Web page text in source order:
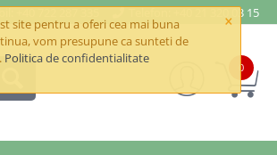
×
site pentru a oferi cea mai buna
vom presupune ca sunteti de
Politica de confidentialitate
+40 722 287 335 Telefon: +40 21 320 03 15
0